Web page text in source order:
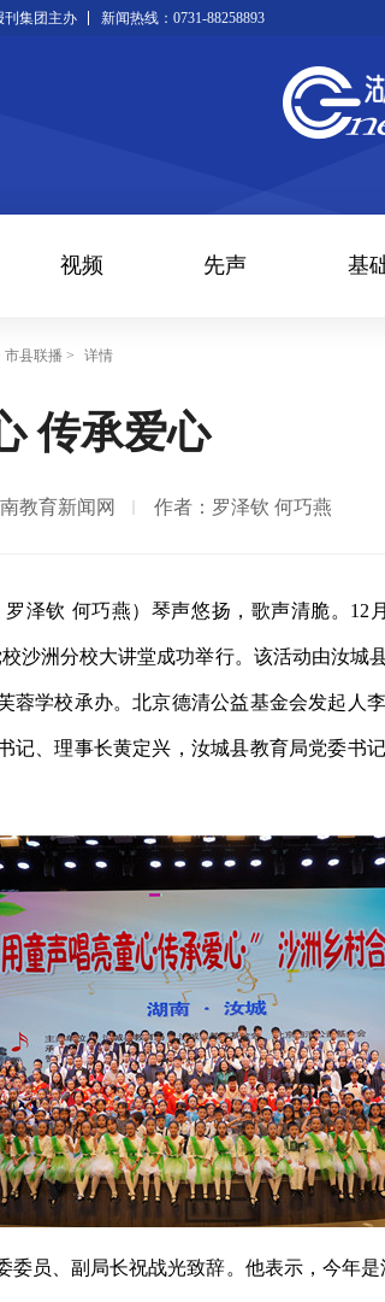
刊集团主办 新闻热线：0731-88258893
视频 先声 基
市县联播 > 详情
传承爱心
教育新闻网 作者：罗泽钦 何巧燕
泽钦 何巧燕）琴声悠扬，歌声清脆。12
沙洲分校大讲堂成功举行。该活动由汝城
蓉学校承办。北京德清公益基金会发起人
记、理事长黄定兴，汝城县教育局党委书
委员、副局长祝战光致辞。他表示，今年